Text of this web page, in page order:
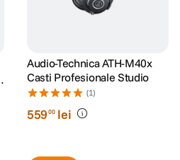
Audio-Technica ATH-M40x
Casti Profesionale Studio
(1)
55900 lei